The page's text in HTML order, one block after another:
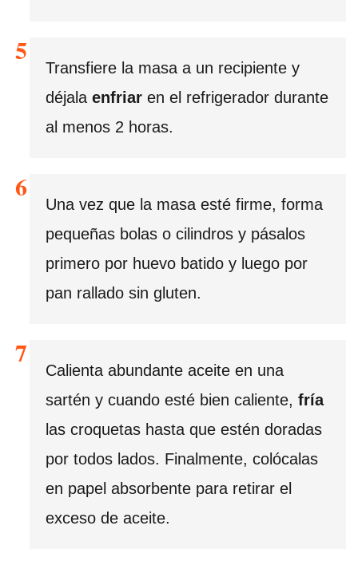
Transfiere la masa a un recipiente y
déjala enfriar en el refrigerador durante
al menos 2 horas.
Una vez que la masa esté firme, forma
pequeñas bolas o cilindros y pásalos
primero por huevo batido y luego por
pan rallado sin gluten.
Calienta abundante aceite en una
sartén y cuando esté bien caliente, fría
las croquetas hasta que estén doradas
por todos lados. Finalmente, colócalas
en papel absorbente para retirar el
exceso de aceite.